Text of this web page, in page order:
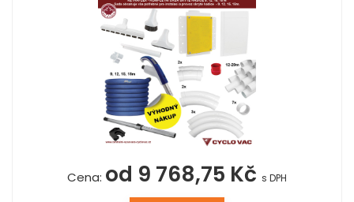
Cena: od 9 768,75 Kč s DPH